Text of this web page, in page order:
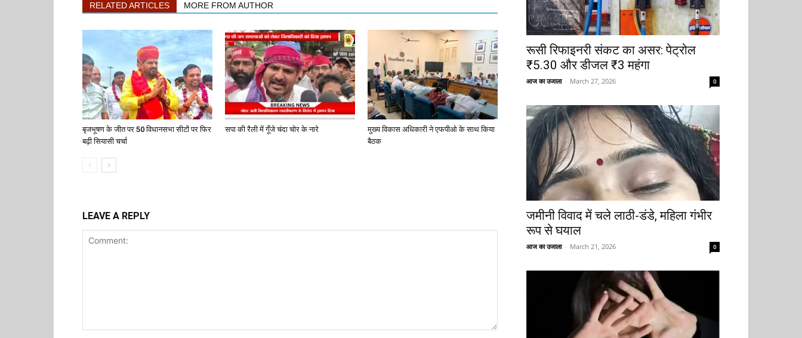
RELATED ARTICLES MORE FROM AUTHOR
बृजभूषण के जीत पर 50 विधानसभा सीटों पर फिर
बढ़ी सियासी चर्चा
सपा की रैली में गूँजे चंदा चोर के नारे
मुख्य विकास अधिकारी ने एफपीओ के साथ किया
बैठक
LEAVE A REPLY
रूसी रिफाइनरी संकट का असर: पेट्रोल
₹5.30 और डीजल ₹3 महंगा
आज का उजाला - March 27, 2026 0
जमीनी विवाद में चले लाठी-डंडे, महिला गंभीर
रूप से घयाल
आज का उजाला - March 21, 2026 0